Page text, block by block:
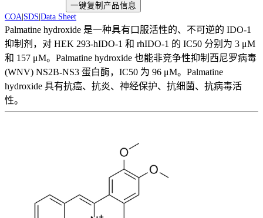
一键复制产品信息
COA SDS Data Sheet
Palmatine hydroxide 是一种具有口服活性的、不可逆的 IDO-1
抑制剂，对 HEK 293-hIDO-1 和 rhIDO-1 的 IC50 分别为 3 μM
和 157 μM。Palmatine hydroxide 也能非竞争性抑制西尼罗病毒
(WNV) NS2B-NS3 蛋白酶，IC50 为 96 μM。Palmatine
hydroxide 具有抗癌、抗炎、神经保护、抗细菌、抗病毒活
性。